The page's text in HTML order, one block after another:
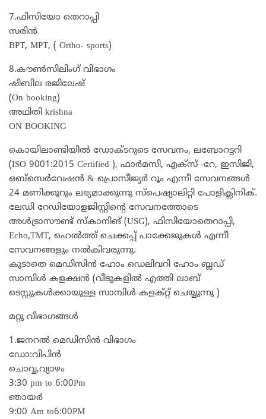
7.ഫിസിയോ തെറാപ്പി
സരിൻ
BPT, MPT, ( Ortho- sports)
8.കൗൺസിലിംഗ് വിഭാഗം
ഷിബില രജിലേഷ്
(On booking)
അഥിതി krishna
ON BOOKING
കൊയിലാണ്ടിയില്‍ ഡോക്ടറുടെ സേവനം, ലബോറട്ടറി
(ISO 9001:2015 Certified ), ഫാര്‍മസി, എക്‌സ് -റേ, ഇസിജി,
ഒബ്‌സെര്‍വേഷന്‍ & പ്രൊസീജ്യര്‍ റൂം എന്നീ സേവനങ്ങള്‍
24 മണിക്കൂറും ലഭ്യമാക്കുന്നു സ്‌പെഷ്യാലിറ്റി പോളിക്ലിനിക്.
ലേഡി റേഡിയോളജിസ്റ്റിന്റെ സേവനത്തോടെ
അള്‍ട്രാസൗണ്ട് സ്‌കാനിങ് (USG), ഫിസിയോതെറാപ്പി,
Echo,TMT, ഹെല്‍ത്ത് ചെക്കപ്പ് പാക്കേജുകള്‍ എന്നീ
സേവനങ്ങളും നല്‍കിവരുന്നു.
കൂടാതെ മെഡിസിൻ ഹോം ഡെലിവറി ഹോം ബ്ലഡ്‌
സാമ്പിൾ കളക്ഷൻ (വീടുകളിൽ എത്തി ലാബ്
ടെസ്റ്റുകൾക്കായുള്ള സാമ്പിൾ കളക്റ്റ് ചെയ്യുന്നു )
മറ്റു വിഭാഗങ്ങൾ
1.ജനറൽ മെഡിസിൻ വിഭാഗം
ഡോ:വിപിൻ
ചൊവ്വ,വ്യാഴം
3:30 pm to 6:00Pm
ഞായർ
9:00 Am to6:00PM